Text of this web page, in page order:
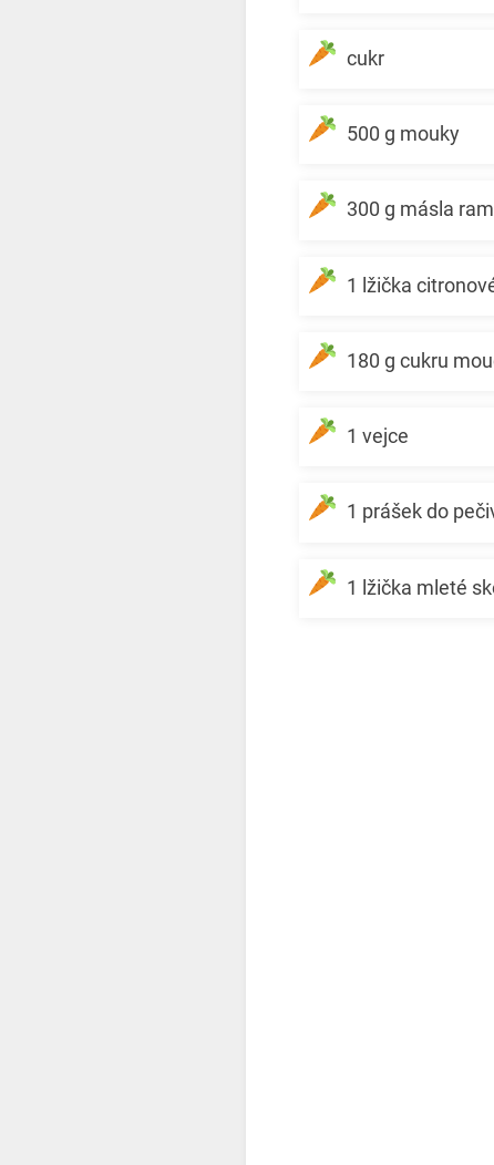
cukr
500 g mouky
300 g másla
1 lžička
180 g cukru
1 vejce
1 prášek do
1 lžička mleté